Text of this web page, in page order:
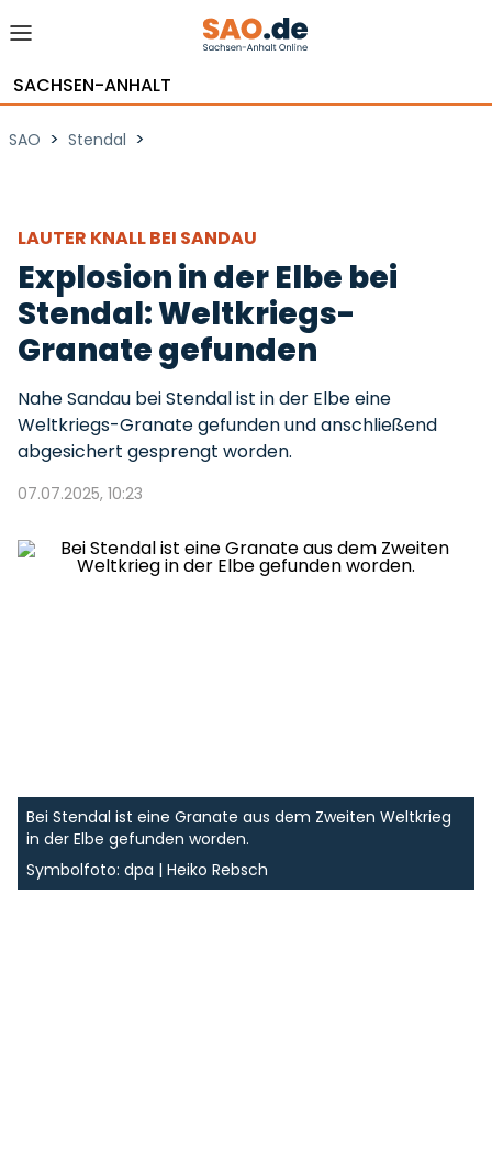
SACHSEN-ANHALT
SAO > Stendal >
LAUTER KNALL BEI SANDAU
Explosion in der Elbe bei
Stendal: Weltkriegs-
Granate gefunden
Nahe Sandau bei Stendal ist in der Elbe eine
Weltkriegs-Granate gefunden und anschließend
abgesichert gesprengt worden.
07.07.2025, 10:23
Bei Stendal ist eine Granate aus dem Zweiten Weltkrieg
in der Elbe gefunden worden.
Symbolfoto: dpa | Heiko Rebsch